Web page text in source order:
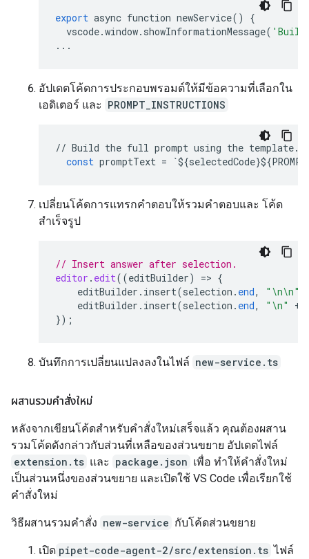
export async function newService()
{
vscode.window. showInformationMessage(
...
อัปเดตโค้ดการประกอบพรอมต์ให้มีข้อความที่เลือกใน
เอดิเตอร์ และ PROMPT_INSTRUCTIONS
// Build the full prompt using the template.
const promptText = `${selectedCode}${
เปลี่ยนโค้ดการแทรกคำตอบให้รวมคำตอบและ โค้ด
สำเร็จรูป
// Insert answer after selection.
editor . edit((editBuilder) => {
editBuilder . insert(selection . end, "\n\n"
editBuilder . insert(selection . end, "\n" +
});
บันทึกการเปลี่ยนแปลงลงในไฟล์ new-service.ts
ผสานรวมคำสั่งใหม่
หลังจากเขียนโค้ดสำหรับคำสั่งใหม่เสร็จแล้ว คุณต้องผสาน
รวมโค้ดดังกล่าวกับส่วนที่เหลือของส่วนขยาย อัปเดตไฟล์
extension.ts และ package.json เพื่อ ทำให้คำสั่งใหม่
เป็นส่วนหนึ่งของส่วนขยาย และเปิดใช้ VS Code เพื่อเรียกใช้
คำสั่งใหม่
วิธีผสานรวมคำสั่ง new-service กับโค้ดส่วนขยาย
เปิด pipet-code-agent-2/src/extension.ts ไฟล์